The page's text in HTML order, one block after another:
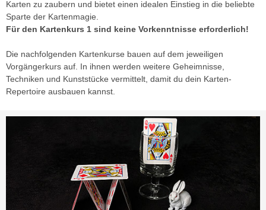
Karten zu zaubern und bietet einen idealen Einstieg in die beliebte
Sparte der Kartenmagie.
Für den Kartenkurs 1 sind keine Vorkenntnisse erforderlich!
Die nachfolgenden Kartenkurse bauen auf dem jeweiligen
Vorgängerkurs auf. In ihnen werden weitere Geheimnisse,
Techniken und Kunststücke vermittelt, damit du dein Karten-
Repertoire ausbauen kannst.